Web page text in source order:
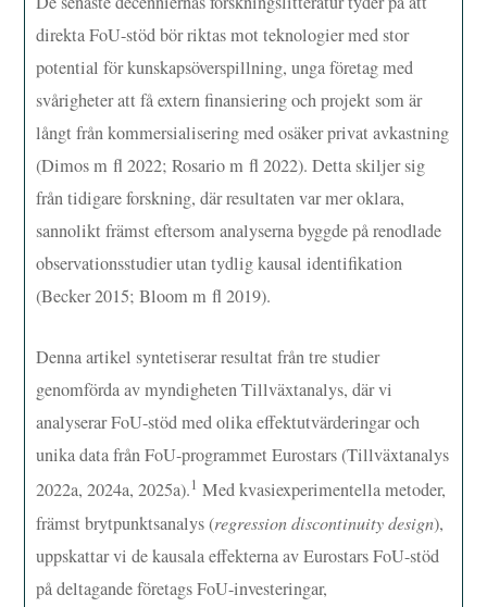
direkta FoU-stöd bör riktas mot teknologier med stor
potential för kunskapsöverspillning, unga företag med
svårigheter att få extern finansiering och projekt som är
långt från kommersialisering med osäker privat avkastning
(Dimos m fl 2022; Rosario m fl 2022). Detta skiljer sig
från tidigare forskning, där resultaten var mer oklara,
sannolikt främst eftersom analyserna byggde på renodlade
observationsstudier utan tydlig kausal identifikation
(Becker 2015; Bloom m fl 2019).
Denna artikel syntetiserar resultat från tre studier
genomförda av myndigheten Tillväxtanalys, där vi
analyserar FoU-stöd med olika effektutvärderingar och
unika data från FoU-programmet Eurostars (Tillväxtanalys
2022a, 2024a, 2025a).1 Med kvasiexperimentella metoder,
främst brytpunktsanalys (regression discontinuity design),
uppskattar vi de kausala effekterna av Eurostars FoU-stöd
på deltagande företags FoU-investeringar,